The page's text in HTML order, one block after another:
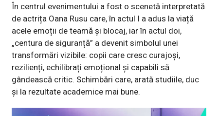
În centrul evenimentului a fost o scenetă interpretată
de actrița Oana Rusu care, în actul I a adus la viață
acele emoții de teamă și blocaj, iar în actul doi,
„centura de siguranță” a devenit simbolul unei
transformări vizibile: copii care cresc curajoși,
rezilienți, echilibrați emoțional și capabili să
gândească critic. Schimbări care, arată studiile, duc
și la rezultate academice mai bune.